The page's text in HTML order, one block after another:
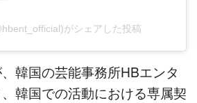
がシェアした投稿
韓国の芸能事務所HBエンタ
韓国での活動における専属契